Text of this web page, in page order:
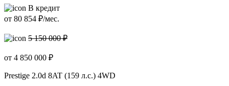
В кредит
от 80 854 ₽/мес.
5 150 000 ₽
от 4 850 000 ₽
Prestige 2.0d 8AT (159 л.с.) 4WD